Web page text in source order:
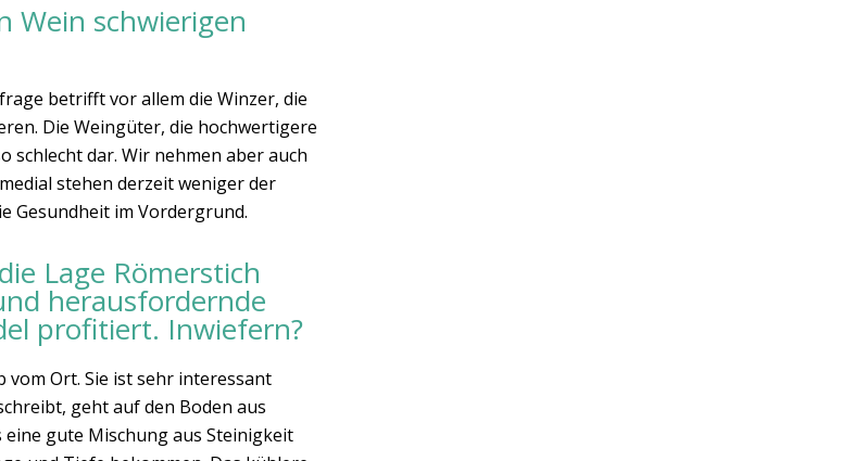
Wein schwierigen
betrifft vor allem die Winzer, die
Die Weingüter, die hochwertigere
schlecht dar. Wir nehmen aber auch
stehen derzeit weniger der
Gesundheit im Vordergrund.
Lage Römerstich
herausfordernde
profitiert. Inwiefern?
vom Ort. Sie ist sehr interessant
geht auf den Boden aus
gute Mischung aus Steinigkeit